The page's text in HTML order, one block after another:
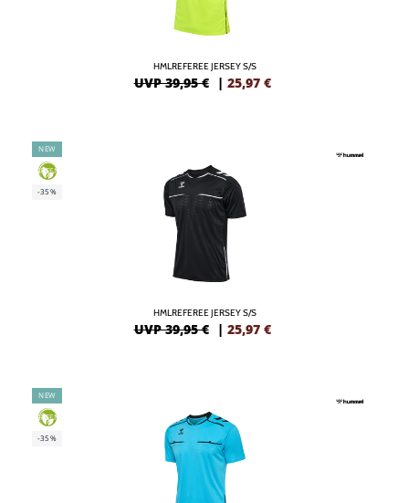
HMLREFEREE JERSEY S/S
UVP 39,95 € | 25,97 €
NEW
GREEN
-35%
HMLREFEREE JERSEY S/S
UVP 39,95 € | 25,97 €
NEW
GREEN
-35%